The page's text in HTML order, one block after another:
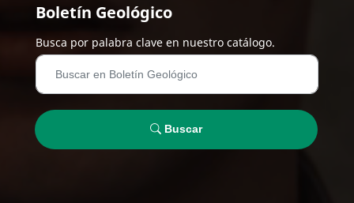
Boletín Geológico
Busca por palabra clave en nuestro catálogo.
Buscar